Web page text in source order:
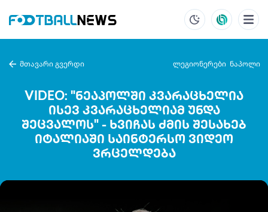
მთავარი გვერდი ლეგიონერები ნაპოლი
VIDEO: "ნეაპოლში კვარაცხელია
ისევ კვარაცხელიამ უნდა
შეცვალოს" - ხვიჩას ძმის შესახებ
იტალიაში საინტერსო ვიდეო
ვრცელდება